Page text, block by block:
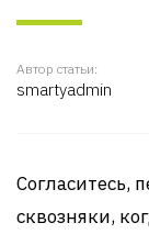
Автор статьи:
smartyadmin
Согласитесь,
сквозняки,